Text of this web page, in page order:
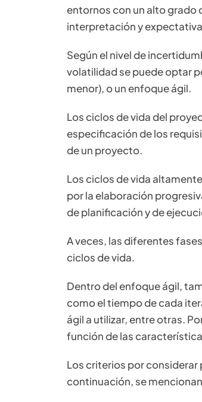
entornos con un alto grado
interpretación y
Según el nivel de
volatilidad se puede optar
menor), o un enfoque ágil.
Los ciclos de vida del
especificación de los
de un proyecto.
Los ciclos de vida
por la elaboración
de planificación y de
A veces, las diferentes
ciclos de vida.
Dentro del enfoque ágil,
como el tiempo de cada
ágil a utilizar, entre otras.
función de las
Los criterios por
continuación, se